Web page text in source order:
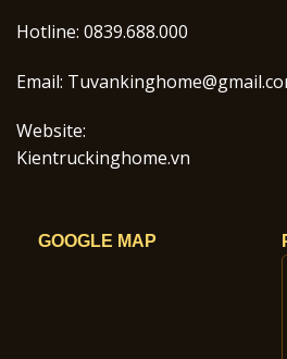
Hotline: 0839.688.000
Email:
Website:
Kientruckinghome.vn
GOOGLE MAP